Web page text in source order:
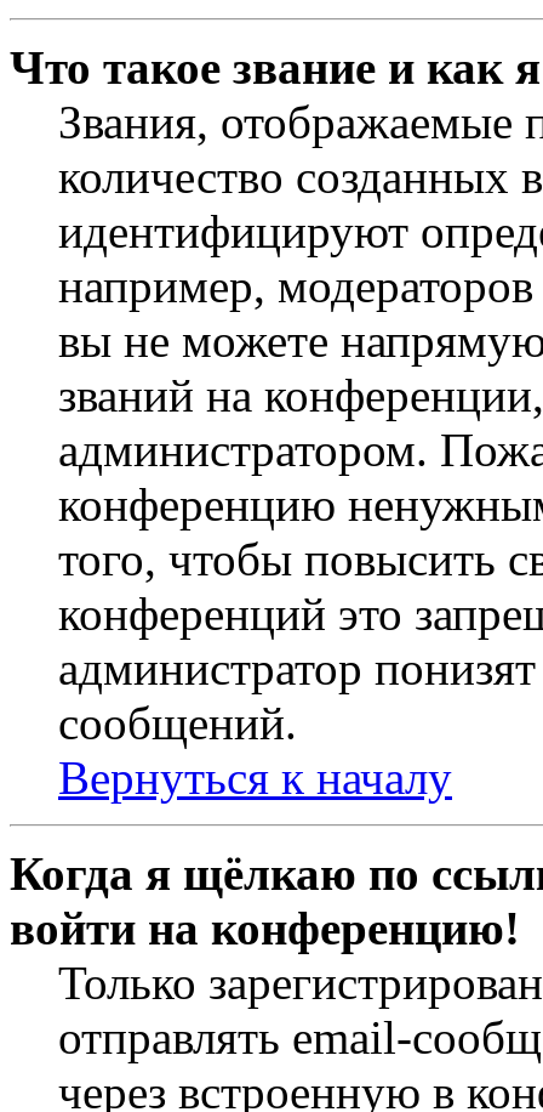
Что такое звание и как
Звания,
количество
идентифицируют
например,
вы не можете
званий на
администратором.
конференцию
того, чтобы повысить
конференций это
администратор
сообщений.
Вернуться к началу
Когда я щёлкаю по
войти на конференцию!
Только
отправлять email-
через встроенную в